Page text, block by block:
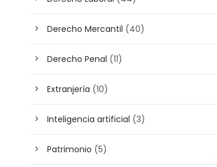
Derecho Mercantil (40)
Derecho Penal (11)
Extranjería (10)
Inteligencia artificial (3)
Patrimonio (5)